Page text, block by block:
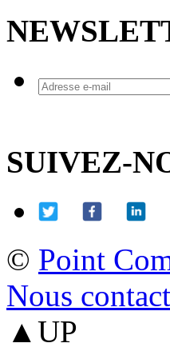
SUIVEZ-
© Point
Nous
▲UP